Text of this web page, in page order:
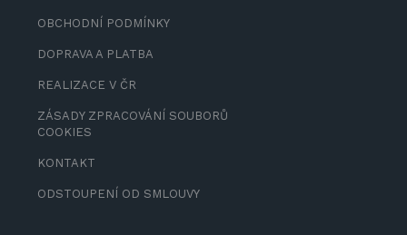
OBCHODNÍ PODMÍNKY
DOPRAVA A PLATBA
REALIZACE V ČR
ZÁSADY ZPRACOVÁNÍ SOUBORŮ
COOKIES
KONTAKT
ODSTOUPENÍ OD SMLOUVY